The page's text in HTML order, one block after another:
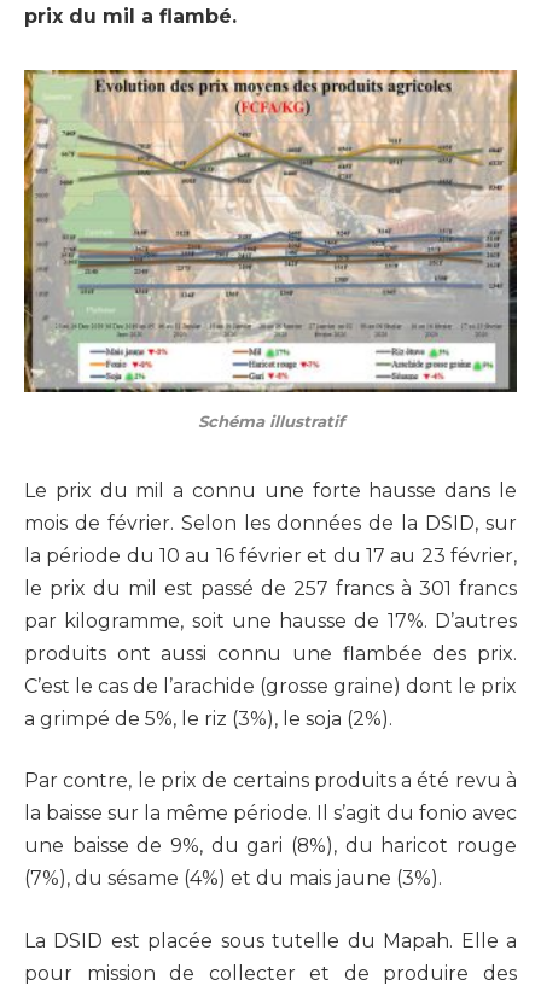
prix du mil a flambé.
Schéma illustratif
Le prix du mil a connu une forte hausse dans le
mois de février. Selon les données de la DSID, sur
la période du 10 au 16 février et du 17 au 23 février,
le prix du mil est passé de 257 francs à 301 francs
par kilogramme, soit une hausse de 17%. D’autres
produits ont aussi connu une flambée des prix.
C’est le cas de l’arachide (grosse graine) dont le prix
a grimpé de 5%, le riz (3%), le soja (2%).
Par contre, le prix de certains produits a été revu à
la baisse sur la même période. Il s’agit du fonio avec
une baisse de 9%, du gari (8%), du haricot rouge
(7%), du sésame (4%) et du mais jaune (3%).
La DSID est placée sous tutelle du Mapah. Elle a
pour mission de collecter et de produire des